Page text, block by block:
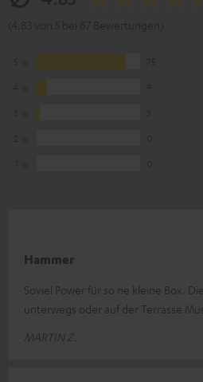
Hammer
Soviel Power für so ne kleine Box.
unterwegs oder auf der Terrasse
MARTIN Z.